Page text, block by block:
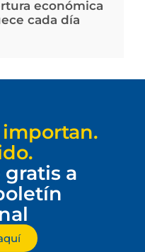
económica
cada día
a